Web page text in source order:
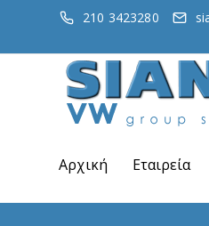
210 3423280
Αρχική Εταιρεία